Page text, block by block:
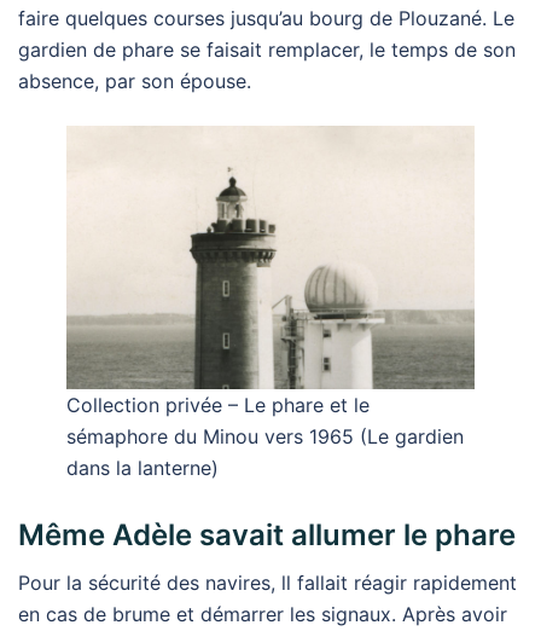
faire quelques courses jusqu’au bourg de Plouzané. Le
gardien de phare se faisait remplacer, le temps de son
absence, par son épouse.
Collection privée – Le phare et le
sémaphore du Minou vers 1965 (Le gardien
dans la lanterne)
Même Adèle savait allumer le phare
Pour la sécurité des navires, ll fallait réagir rapidement
en cas de brume et démarrer les signaux. Après avoir